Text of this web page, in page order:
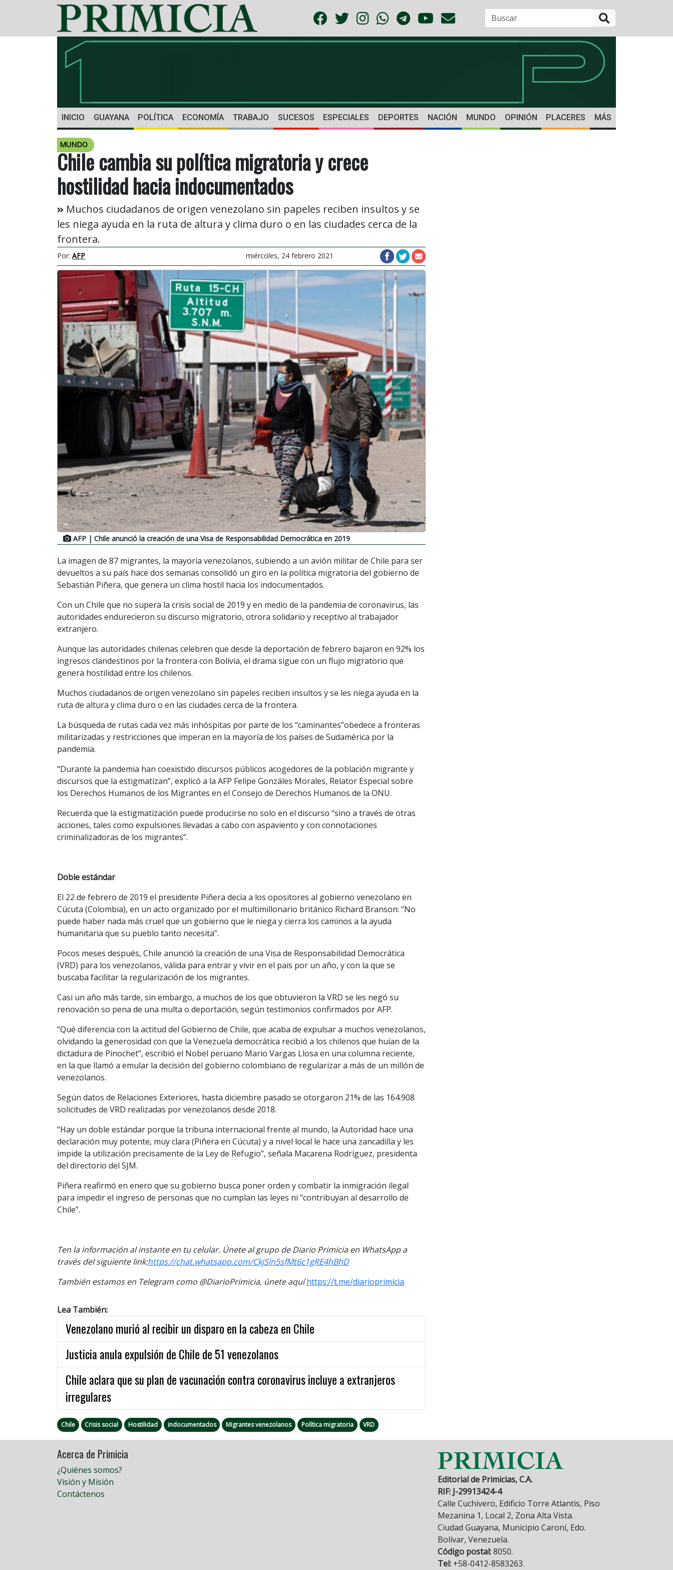
INICIO GUAYANA POLÍTICA ECONOMÍA TRABAJO SUCESOS ESPECIALES DEPORTES NACIÓN MUNDO OPINIÓN PLACERES MÁS
MUNDO
Chile cambia su política migratoria y crece
hostilidad hacia indocumentados
Muchos ciudadanos de origen venezolano sin papeles reciben insultos y se
les niega ayuda en la ruta de altura y clima duro o en las ciudades cerca de la
frontera.
Por: AFP miércoles, 24 febrero 2021
AFP | Chile anunció la creación de una Visa de Responsabilidad Democrática en 2019
La imagen de 87 migrantes, la mayoría venezolanos, subiendo a un avión militar de Chile para ser
devueltos a su país hace dos semanas consolidó un giro en la política migratoria del gobierno de
Sebastián Piñera, que genera un clima hostil hacia los indocumentados.
Con un Chile que no supera la crisis social de 2019 y en medio de la pandemia de coronavirus, las
autoridades endurecieron su discurso migratorio, otrora solidario y receptivo al trabajador
extranjero.
Aunque las autoridades chilenas celebren que desde la deportación de febrero bajaron en 92% los
ingresos clandestinos por la frontera con Bolivia, el drama sigue con un flujo migratorio que
genera hostilidad entre los chilenos.
Muchos ciudadanos de origen venezolano sin papeles reciben insultos y se les niega ayuda en la
ruta de altura y clima duro o en las ciudades cerca de la frontera.
La búsqueda de rutas cada vez más inhóspitas por parte de los “caminantes”obedece a fronteras
militarizadas y restricciones que imperan en la mayoría de los países de Sudamérica por la
pandemia.
“Durante la pandemia han coexistido discursos públicos acogedores de la población migrante y
discursos que la estigmatizan”, explicó a la AFP Felipe Gonzáles Morales, Relator Especial sobre
los Derechos Humanos de los Migrantes en el Consejo de Derechos Humanos de la ONU.
Recuerda que la estigmatización puede producirse no solo en el discurso “sino a través de otras
acciones, tales como expulsiones llevadas a cabo con aspaviento y con connotaciones
criminalizadoras de los migrantes”.
Doble estándar
El 22 de febrero de 2019 el presidente Piñera decía a los opositores al gobierno venezolano en
Cúcuta (Colombia), en un acto organizado por el multimillonario británico Richard Branson: “No
puede haber nada más cruel que un gobierno que le niega y cierra los caminos a la ayuda
humanitaria que su pueblo tanto necesita”.
Pocos meses después, Chile anunció la creación de una Visa de Responsabilidad Democrática
(VRD) para los venezolanos, válida para entrar y vivir en el país por un año, y con la que se
buscaba facilitar la regularización de los migrantes.
Casi un año más tarde, sin embargo, a muchos de los que obtuvieron la VRD se les negó su
renovación so pena de una multa o deportación, según testimonios confirmados por AFP.
“Qué diferencia con la actitud del Gobierno de Chile, que acaba de expulsar a muchos venezolanos,
olvidando la generosidad con que la Venezuela democrática recibió a los chilenos que huían de la
dictadura de Pinochet”, escribió el Nobel peruano Mario Vargas Llosa en una columna reciente,
en la que llamó a emular la decisión del gobierno colombiano de regularizar a más de un millón de
venezolanos.
Según datos de Relaciones Exteriores, hasta diciembre pasado se otorgaron 21% de las 164.908
solicitudes de VRD realizadas por venezolanos desde 2018.
“Hay un doble estándar porque la tribuna internacional frente al mundo, la Autoridad hace una
declaración muy potente, muy clara (Piñera en Cúcuta) y a nivel local le hace una zancadilla y les
impide la utilización precisamente de la Ley de Refugio”, señala Macarena Rodríguez, presidenta
del directorio del SJM.
Piñera reafirmó en enero que su gobierno busca poner orden y combatir la inmigración ilegal
para impedir el ingreso de personas que no cumplan las leyes ni “contribuyan al desarrollo de
Chile”.
Ten la información al instante en tu celular. Únete al grupo de Diario Primicia en WhatsApp a
través del siguiente link:https://chat.whatsapp.com/CkjSln5sfMt6c1gRE4hBhD
También estamos en Telegram como @DiarioPrimicia, únete aquíhttps://t.me/diarioprimicia
Lea También:
Venezolano murió al recibir un disparo en la cabeza en Chile
Justicia anula expulsión de Chile de 51 venezolanos
Chile aclara que su plan de vacunación contra coronavirus incluye a extranjeros
irregulares
Chile Crisis social Hostilidad indocumentados Migrantes venezolanos Política migratoria VRD
Acerca de Primicia
¿Quiénes somos?
Visión y Misión
Contáctenos
Editorial de Primicias, C.A.
RIF: J-29913424-4
Calle Cuchivero, Edificio Torre Atlantis, Piso
Mezanina 1, Local 2, Zona Alta Vista.
Ciudad Guayana, Municipio Caroní, Edo.
Bolívar, Venezuela.
Código postal:8050.
Tel: +58-0412-8583263.